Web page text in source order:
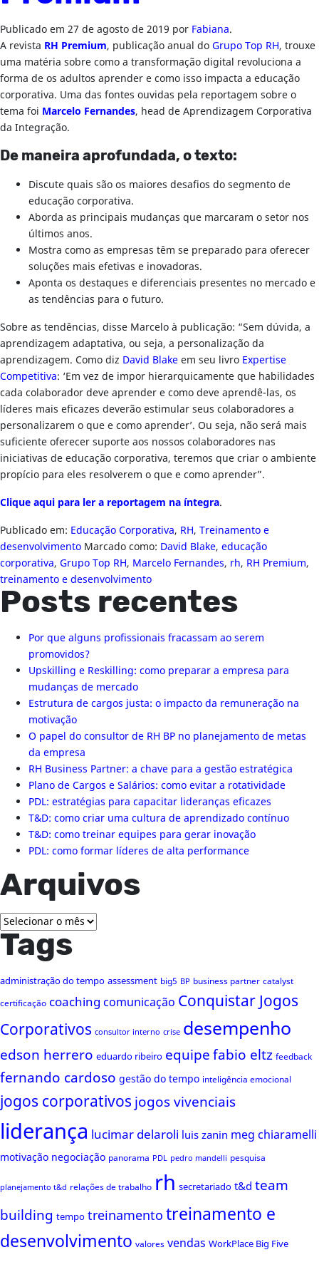
Publicado em 27 de agosto de 2019 por Fabiana.
A revista RH Premium, publicação anual doGrupo Top RH, trouxe
uma matéria sobre como a transformação digital revoluciona a
forma de os adultos aprender e como isso impacta a educação
corporativa. Uma das fontes ouvidas pela reportagem sobre o
tema foi Marcelo Fernandes, head de Aprendizagem Corporativa
da Integração.
De maneira aprofundada, o texto:
Discute quais são os maiores desafios do segmento de
educação corporativa.
Aborda as principais mudanças que marcaram o setor nos
últimos anos.
Mostra como as empresas têm se preparado para oferecer
soluções mais efetivas e inovadoras.
Aponta os destaques e diferenciais presentes no mercado e
as tendências para o futuro.
Sobre as tendências, disse Marcelo à publicação: “Sem dúvida, a
aprendizagem adaptativa, ou seja, a personalização da
aprendizagem. Como diz David Blakeem seu livro Expertise
Competitiva: ‘Em vez de impor hierarquicamente que habilidades
cada colaborador deve aprender e como deve aprendê-las, os
líderes mais eficazes deverão estimular seus colaboradores a
personalizarem o que e como aprender’. Ou seja, não será mais
suficiente oferecer suporte aos nossos colaboradores nas
iniciativas de educação corporativa, teremos que criar o ambiente
propício para eles resolverem o que e como aprender”.
Clique aqui para ler a reportagem na íntegra.
Publicado em: Educação Corporativa, RH, Treinamento e
desenvolvimento Marcado como: David Blake, educação
corporativa, Grupo Top RH, Marcelo Fernandes, rh, RH Premium,
treinamento e desenvolvimento
Posts recentes
Por que alguns profissionais fracassam ao serem
promovidos?
Upskilling e Reskilling: como preparar a empresa para
mudanças de mercado
Estrutura de cargos justa: o impacto da remuneração na
motivação
O papel do consultor de RH BP no planejamento de metas
da empresa
RH Business Partner: a chave para a gestão estratégica
Plano de Cargos e Salários: como evitar a rotatividade
PDL: estratégias para capacitar lideranças eficazes
T&D: como criar uma cultura de aprendizado contínuo
T&D: como treinar equipes para gerar inovação
PDL: como formar líderes de alta performance
Arquivos
Arquivos
Tags
administração do tempo assessment big5 BP business partner catalyst
certificação coaching comunicação Conquistar Jogos
Corporativos consultor interno crise desempenho
edson herrero eduardo ribeiro equipefabio eltz feedback
fernando cardoso gestão do tempo inteligência emocional
jogos corporativos jogos vivenciais
liderança lucimar delaroli luis zanin meg chiaramelli
motivação negociação panorama PDL pedro mandelli pesquisa
planejamento t&d relações de trabalho rh secretariado t&d team
building tempo treinamentotreinamento e
desenvolvimento valores vendas WorkPlace Big Five